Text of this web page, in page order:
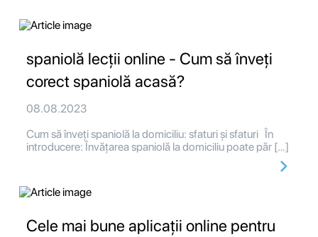
spaniolă lecții online - Cum să înveți
corect spaniolă acasă?
08.08.2023
Cum să înveți spaniolă la domiciliu: sfaturi și sfaturi În
introducere: Învățarea spaniolă la domiciliu poate păr […]
Cele mai bune aplicații online pentru